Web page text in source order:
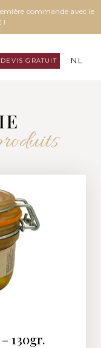
commande avec le
!
DEVIS GRATUIT NL
130gr.